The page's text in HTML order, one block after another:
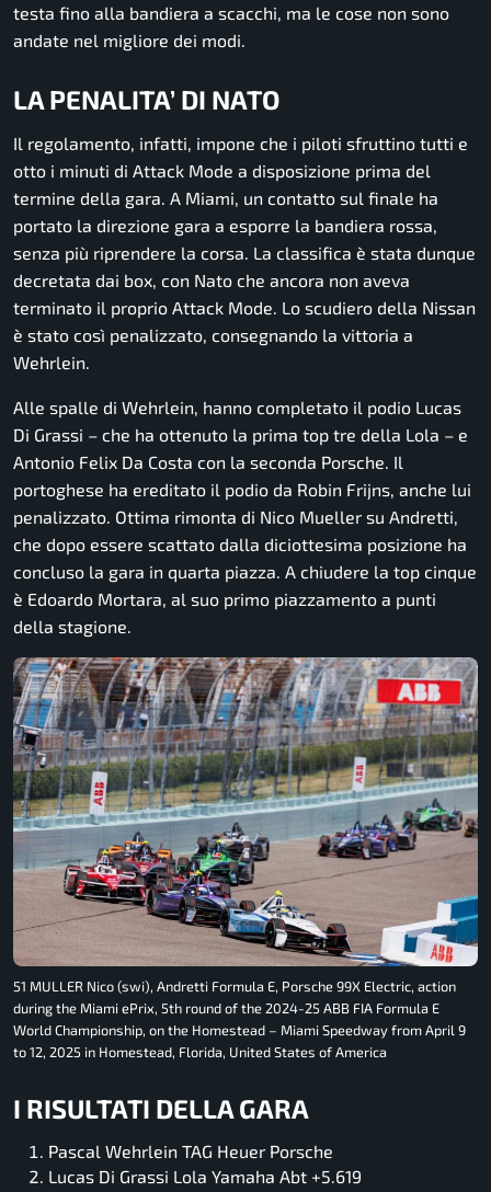
testa fino alla bandiera a scacchi, ma le cose non sono
andate nel migliore dei modi.
LA PENALITA’ DI NATO
Il regolamento, infatti, impone che i piloti sfruttino tutti e
otto i minuti di Attack Mode a disposizione prima del
termine della gara. A Miami, un contatto sul finale ha
portato la direzione gara a esporre la bandiera rossa,
senza più riprendere la corsa. La classifica è stata dunque
decretata dai box, con Nato che ancora non aveva
terminato il proprio Attack Mode. Lo scudiero della Nissan
è stato così penalizzato, consegnando la vittoria a
Wehrlein.
Alle spalle di Wehrlein, hanno completato il podio Lucas
Di Grassi – che ha ottenuto la prima top tre della Lola – e
Antonio Felix Da Costa con la seconda Porsche. Il
portoghese ha ereditato il podio da Robin Frijns, anche lui
penalizzato. Ottima rimonta di Nico Mueller su Andretti,
che dopo essere scattato dalla diciottesima posizione ha
concluso la gara in quarta piazza. A chiudere la top cinque
è Edoardo Mortara, al suo primo piazzamento a punti
della stagione.
51 MULLER Nico (swi), Andretti Formula E, Porsche 99X Electric, action
during the Miami ePrix, 5th round of the 2024-25 ABB FIA Formula E
World Championship, on the Homestead – Miami Speedway from April 9
to 12, 2025 in Homestead, Florida, United States of America
I RISULTATI DELLA GARA
Pascal Wehrlein TAG Heuer Porsche
Lucas Di Grassi Lola Yamaha Abt +5.619